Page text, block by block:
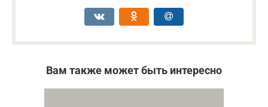
Вам также может быть интересно